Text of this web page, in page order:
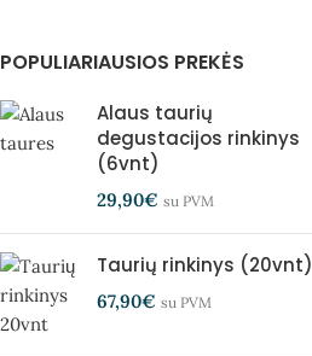
POPULIARIAUSIOS PREKĖS
Alaus taurių
degustacijos rinkinys
(6vnt)
29,90€ su PVM
Taurių rinkinys (20vnt)
67,90€ su PVM